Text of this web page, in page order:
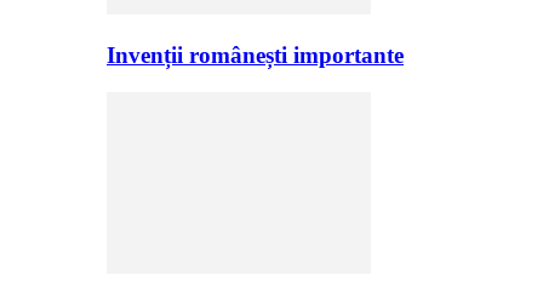
Invenții românești importante